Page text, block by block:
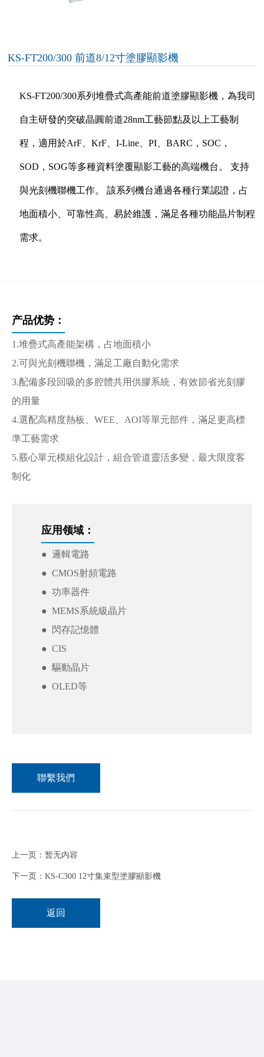
KS-FT200/300 前道8/12寸塗膠顯影機
KS-FT200/300系列堆疊式高產能前道塗膠顯影機，為我司
自主研發的突破晶圓前道28nm工藝節點及以上工藝制
程，適用於ArF、KrF、I-Line、PI、BARC，SOC，
SOD，SOG等多種資料塗覆顯影工藝的高端機台。 支持
與光刻機聯機工作。 該系列機台通過各種行業認證，占
地面積小、可靠性高、易於維護，滿足各種功能晶片制程
需求。
产品优势：
1.堆疊式高產能架構，占地面積小
2.可與光刻機聯機，滿足工廠自動化需求
3.配備多段回吸的多腔體共用供膠系統，有效節省光刻膠
的用量
4.選配高精度熱板、WEE、AOI等單元部件，滿足更高標
準工藝需求
5.覈心單元模組化設計，組合管道靈活多變，最大限度客
制化
应用领域：
● 邏輯電路
● CMOS射頻電路
● 功率器件
● MEMS系統級晶片
● 閃存記憶體
● CIS
● 驅動晶片
● OLED等
聯繫我們
上一页：暂无内容
下一页：KS-C300 12寸集束型塗膠顯影機
返回